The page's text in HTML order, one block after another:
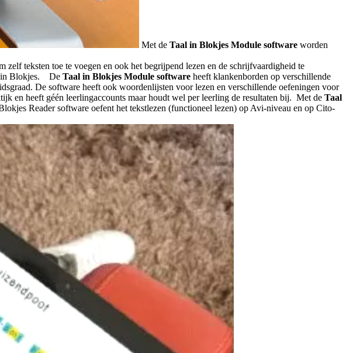
Met de Taal in Blokjes Module software worden
teksten toe te voegen en ook het begrijpend lezen en de schrijfvaardigheid te
in Blokjes. De Taal in Blokjes Module software heeft klankenborden op verschillende
De software heeft ook woordenlijsten voor lezen en verschillende oefeningen voor
en heeft géén leerlingaccounts maar houdt wel per leerling de resultaten bij. Met de Taal
Reader software oefent het tekstlezen (functioneel lezen) op Avi-niveau en op Cito-